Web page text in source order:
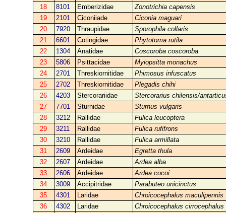
18
8101 Emberizidae
Zonotrichia capensis
19
2101 Ciconiiade
Ciconia maguari
20
7920 Thraupidae
Sporophila collaris
21
6601 Cotingidae
Phytotoma rutila
22
1304 Anatidae
Coscoroba coscoroba
23
5806 Psittacidae
Myiopsitta monachus
24
2701 Threskiornitidae
Phimosus infuscatus
25
2702 Threskiornitidae
Plegadis chihi
26
4203 Stercorariidae
Stercorarius chilensis/
27
7701 Sturnidae
Sturnus vulgaris
28
3212 Rallidae
Fulica leucoptera
29
3211 Rallidae
Fulica rufifrons
30
3210 Rallidae
Fulica armillata
31
2609 Ardeidae
Egretta thula
32
2607 Ardeidae
Ardea alba
33
2606 Ardeidae
Ardea cocoi
34
3009 Accipitridae
Parabuteo unicinctus
35
4301 Laridae
Chroicocephalus maculipennis
36
4302 Laridae
Chroicocephalus cirrocephalus